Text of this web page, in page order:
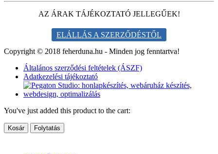
AZ ÁRAK TÁJÉKOZTATÓ JELLEGŰEK!
ELÁLLÁS A SZERZŐDÉSTŐL
Copyright © 2018 feherduna.hu - Minden jog fenntartva!
Általános szerződési feltételek (ÁSZF)
Adatkezelési tájékoztató
You've just added this product to the cart:
Kosár Folytatás